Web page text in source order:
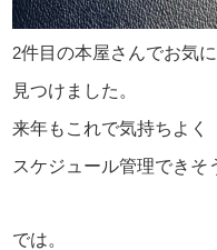
2件目の本屋さんでお気
見つけました。
来年もこれで気持ちよく
スケジュール管理できそ
では。